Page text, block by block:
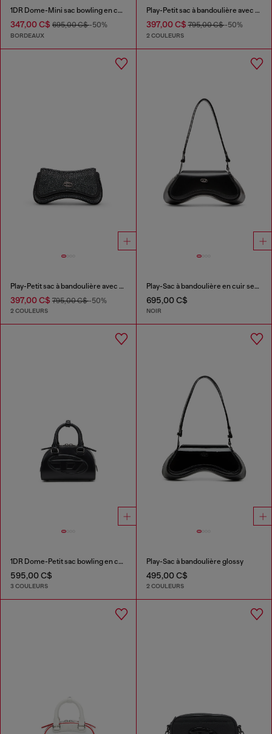
1DR Dome-Mini sac bowling en cuir
347,00 C$ 695,00 C$-50%
BORDEAUX
Play-Petit sac à bandoulière avec cristaux
397,00 C$795,00 C$-50%
2 COULEURS
Play-Petit sac à bandoulière avec cristaux
397,00 C$ 795,00 C$-50%
2 COULEURS
Play-Sac à bandoulière en cuir semi-brillant
695,00 C$
NOIR
1DR Dome-Petit sac bowling en cuir
595,00 C$
3 COULEURS
Play-Sac à bandoulière glossy
495,00 C$
2 COULEURS